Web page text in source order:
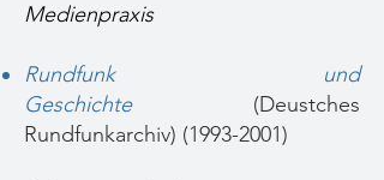
Medienpraxis
Rundfunk und
Geschichte(Deustches
Rundfunkarchiv) (1993-2001)